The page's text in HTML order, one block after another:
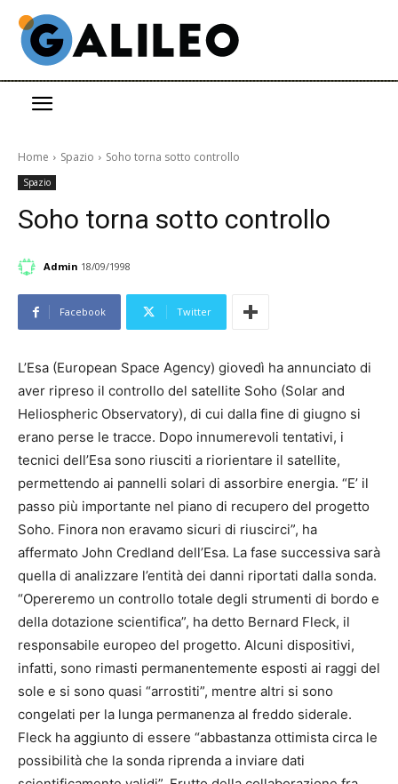
Home Spazio Soho torna sotto controllo
Spazio
Soho torna sotto controllo
Admin 18/09/1998
Facebook Twitter
L’Esa (European Space Agency) giovedì ha annunciato di
aver ripreso il controllo del satellite Soho (Solar and
Heliospheric Observatory), di cui dalla fine di giugno si
erano perse le tracce. Dopo innumerevoli tentativi, i
tecnici dell’Esa sono riusciti a riorientare il satellite,
permettendo ai pannelli solari di assorbire energia. “E’ il
passo più importante nel piano di recupero del progetto
Soho. Finora non eravamo sicuri di riuscirci”, ha
affermato John Credland dell’Esa. La fase successiva sarà
quella di analizzare l’entità dei danni riportati dalla sonda.
“Opereremo un controllo totale degli strumenti di bordo e
della dotazione scientifica”, ha detto Bernard Fleck, il
responsabile europeo del progetto. Alcuni dispositivi,
infatti, sono rimasti permanentemente esposti ai raggi del
sole e si sono quasi “arrostiti”, mentre altri si sono
congelati per la lunga permanenza al freddo siderale.
Fleck ha aggiunto di essere “abbastanza ottimista circa le
possibilità che la sonda riprenda a inviare dati